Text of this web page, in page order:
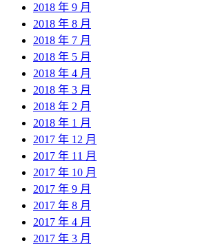
2018 年 9 月
2018 年 8 月
2018 年 7 月
2018 年 5 月
2018 年 4 月
2018 年 3 月
2018 年 2 月
2018 年 1 月
2017 年 12 月
2017 年 11 月
2017 年 10 月
2017 年 9 月
2017 年 8 月
2017 年 4 月
2017 年 3 月